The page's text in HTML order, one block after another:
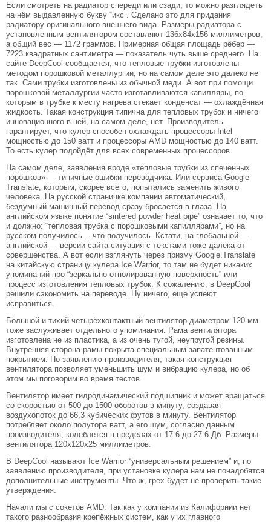
Если смотреть на радиатор спереди или сзади, то можно разглядеть
на нём выдавленную букву “икс”. Сделано это для придания
радиатору оригинального внешнего вида. Размеры радиатора с
установленным вентилятором составляют 136х84х156 миллиметров,
а общий вес — 1172 граммов. Примерная общая площадь рёбер —
7223 квадратных сантиметра — показатель чуть выше среднего. На
сайте DeepCool сообщается, что тепловые трубки изготовлены
методом порошковой металлургии, но на самом деле это далеко не
так. Сами трубки изготовлены из обычной меди. А вот при помощи
порошковой металлургии часто изготавливаются капилляры, по
которым в трубке к месту нагрева стекает конденсат — охлаждённая
жидкость. Такая конструкция типична для тепловых трубок и ничего
инновационного в ней, на самом деле, нет. Производитель
гарантирует, что кулер способен охлаждать процессоры Intel
мощностью до 150 ватт и процессоры AMD мощностью до 140 ватт.
То есть кулер подойдёт для всех современных процессоров.
На самом деле, заявления вроде «тепловые трубки из спеченных
порошков» — типичные ошибки переводчика. Или сервиса Google
Translate, которым, скорее всего, попытались заменить живого
человека. На русской страничке компании автоматический,
бездумный машинный перевод сразу бросается в глаза. На
английском языке понятие “sintered powder heat pipe” означает то, что
и должно: “тепловая трубка с порошковыми капиллярами”, но на
русском получилось… что получилось. Кстати, на глобальной —
английской — версии сайта ситуация с текстами тоже далека от
совершенства. А вот если взглянуть через призму Google.Translate
на китайскую страницу кулера Ice Warrior, то там не будет никаких
упоминаний про “зеркально отполированную поверхность” или
процесс изготовления тепловых трубок. К сожалению, в DeepCool
решили сэкономить на переводе. Ну ничего, еще успеют
исправиться.
Большой и тихий четырёхконтактный вентилятор диаметром 120 мм
тоже заслуживает отдельного упоминания. Рама вентилятора
изготовлена не из пластика, а из очень тугой, неупругой резины.
Внутренняя сторона рамы покрыта специальным запатентованным
покрытием. По заявлению производителя, такая конструкция
вентилятора позволяет уменьшить шум и вибрацию кулера, но об
этом мы поговорим во время тестов.
Вентилятор имеет гидродинамический подшипник и может вращаться
со скоростью от 500 до 1500 оборотов в минуту, создавая
воздухопоток до 66,3 кубических футов в минуту. Вентилятор
потребляет около полутора ватт, а его шум, согласно данным
производителя, колеблется в пределах от 17.6 до 27.6 Дб. Размеры
вентилятора 120х120х25 миллиметров.
В DeepCool называют Ice Warrior “универсальным решением” и, по
заявлению производителя, при установке кулера нам не понадобятся
дополнительные инструменты. Что ж, грех будет не проверить такие
утверждения.
Начали мы с сокетов AMD. Так как у компании из Калифорнии нет
такого разнообразия крепёжных систем, как у их главного